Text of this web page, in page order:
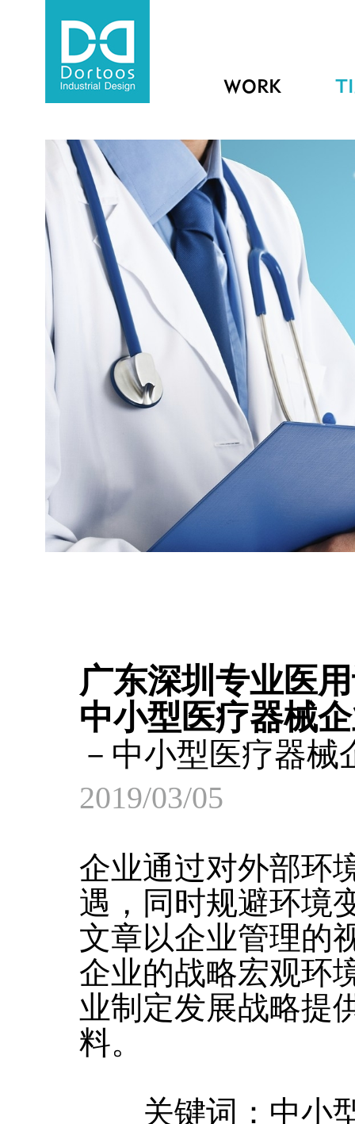
WORK
广东深圳专业医
中小型医疗器械
－中小型医疗器
2019/03/05
企业通过对外部环
遇，同时规避环境
文章以企业管理的
企业的战略宏观环
业制定发展战略提
料。
关键词：中小型